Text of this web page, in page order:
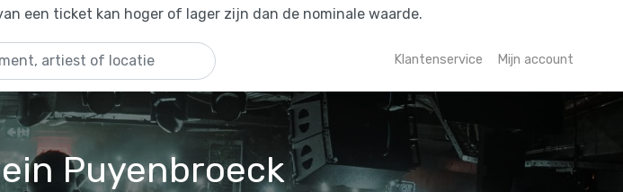
een ticket kan hoger of lager zijn dan de nominale waarde.
Klantenservice Mijn account
Puyenbroeck